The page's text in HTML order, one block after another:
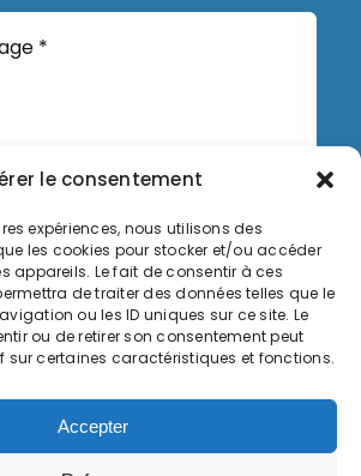
le consentement
expériences, nous utilisons des
les cookies pour stocker et/ou accéder
appareils. Le fait de consentir à ces
de traiter des données telles que le
ou les ID uniques sur ce site. Le
ou de retirer son consentement peut
sur certaines caractéristiques et fonctions.
Accepter
Informations légales
de cookies (UE)